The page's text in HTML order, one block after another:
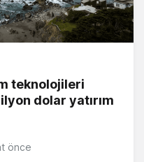
teknolojileri
dolar yatırım
önce